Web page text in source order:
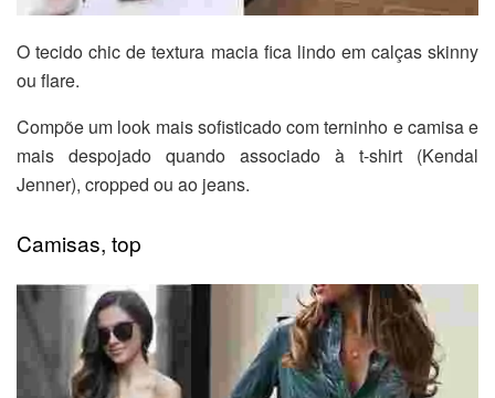
O tecido chic de textura macia fica lindo em calças skinny
ou flare.
Compõe um look mais sofisticado com terninho e camisa e
mais despojado quando associado à t-shirt (Kendal
Jenner), cropped ou ao jeans.
Camisas, top